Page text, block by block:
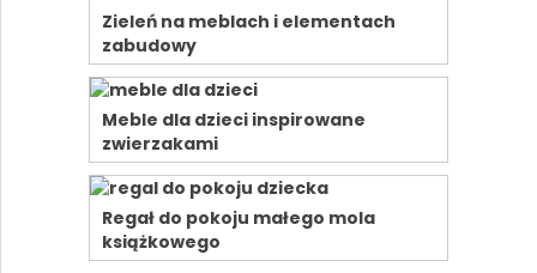
Zieleń na meblach i elementach
zabudowy
Meble dla dzieci inspirowane
zwierzakami
Regał do pokoju małego mola
książkowego